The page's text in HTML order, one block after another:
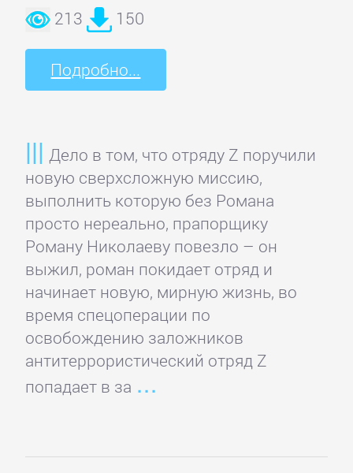
213 150
Подробно...
Дело в том, что отряду Z поручили
новую сверхсложную миссию,
выполнить которую без Романа
просто нереально, прапорщику
Роману Николаеву повезло – он
выжил, роман покидает отряд и
начинает новую, мирную жизнь, во
время спецоперации по
освобождению заложников
антитеррористический отряд Z
попадает в за
Полицейские
детективы
детективы
Шпионские
детективы
ДЕТСКИЕ
КНИГИ
Детская
проза